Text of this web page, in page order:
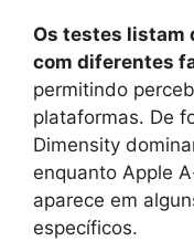
Os testes listam
com diferentes
permitindo
plataformas. De
Dimensity
enquanto Apple
aparece em
específicos.